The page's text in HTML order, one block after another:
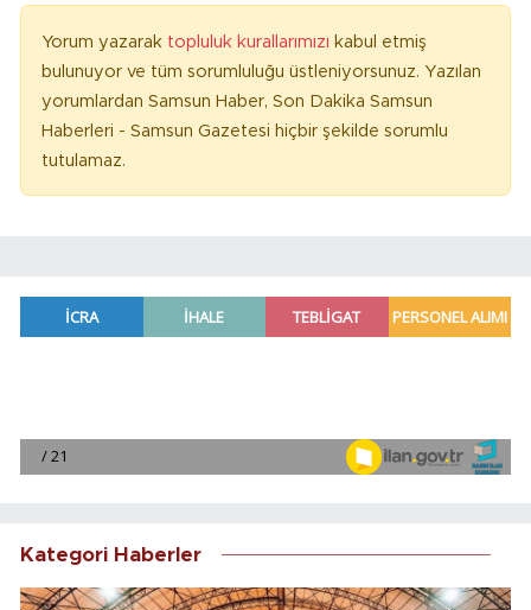
Yorum yazarak topluluk kurallarımızı kabul etmiş
bulunuyor ve tüm sorumluluğu üstleniyorsunuz. Yazılan
yorumlardan Samsun Haber, Son Dakika Samsun
Haberleri - Samsun Gazetesi hiçbir şekilde sorumlu
tutulamaz.
Kategori Haberler